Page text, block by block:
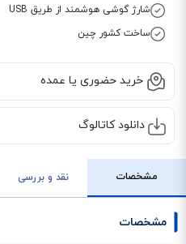
شارژ گوشی هوشمند از طریق USB
ساخت کشور چین
خرید حضوری یا عمده
دانلود کاتالوگ
مشخصات نقد و بررسی
مشخصات